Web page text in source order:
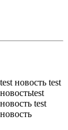
новость test
test